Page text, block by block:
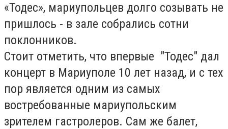
«Тодес», мариупольцев долго созывать не
пришлось - в зале собрались сотни
поклонников.
Стоит отметить, что впервые "Тодес" дал
концерт в Мариуполе 10 лет назад, и с тех
пор является одним из самых
востребованные мариупольским
зрителем гастролеров. Сам же балет,